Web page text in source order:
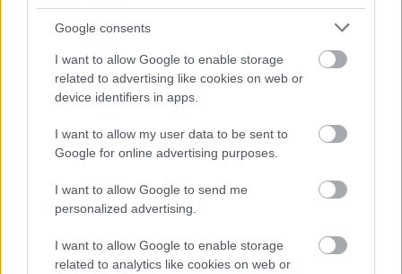
Google consents
I want to allow Google to enable storage
related to advertising like cookies on web or
device identifiers in apps.
I want to allow my user data to be sent to
Google for online advertising purposes.
I want to allow Google to send me
personalized advertising.
I want to allow Google to enable storage
related to analytics like cookies on web or
Ελαστικά & Καλοκαίρι: Πώς να ελέγξετε τα λάστιχα
σε 2 λεπτά πριν το ταξίδι